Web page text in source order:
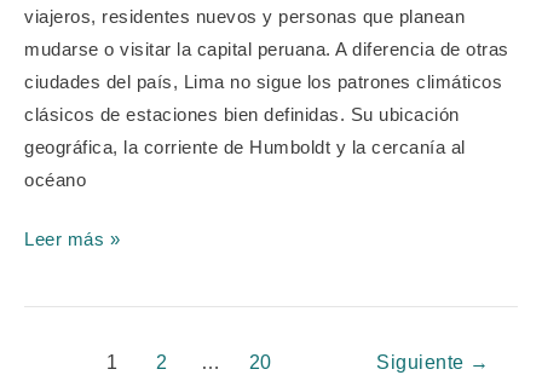
viajeros, residentes nuevos y personas que planean
mudarse o visitar la capital peruana. A diferencia de otras
ciudades del país, Lima no sigue los patrones climáticos
clásicos de estaciones bien definidas. Su ubicación
geográfica, la corriente de Humboldt y la cercanía al
océano
en
la
capital
del
Perú
Leer más »
1 2 … 20 Siguiente →